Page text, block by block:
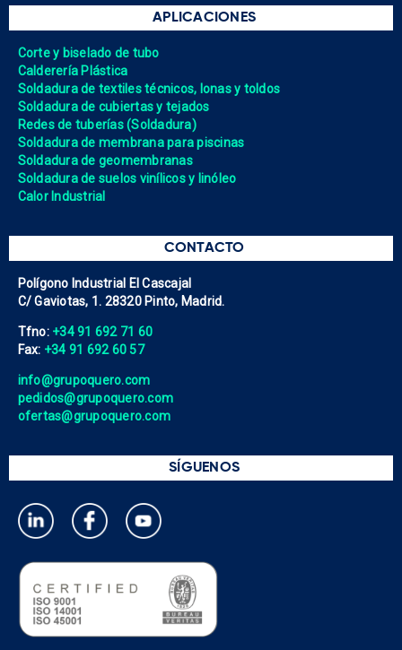
APLICACIONES
Corte y biselado de tubo
Calderería Plástica
Soldadura de textiles técnicos, lonas y toldos
Soldadura de cubiertas y tejados
Redes de tuberías (Soldadura)
Soldadura de membrana para piscinas
Soldadura de geomembranas
Soldadura de suelos vinílicos y linóleo
Calor Industrial
CONTACTO
Polígono Industrial El Cascajal
C/ Gaviotas, 1. 28320 Pinto, Madrid.
Tfno: +34 91 692 71 60
Fax: +34 91 692 60 57
info@grupoquero.com
pedidos@grupoquero.com
ofertas@grupoquero.com
SÍGUENOS